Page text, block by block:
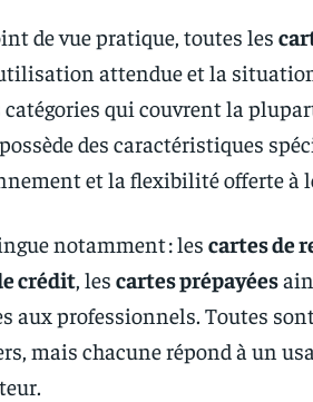
de vue pratique, toutes les
attendue et la
catégories qui couvrent la
des caractéristiques
et la flexibilité offerte à
notamment : lescartes de
crédit, lescartes prépayées
aux professionnels. Toutes
mais chacune répond à un